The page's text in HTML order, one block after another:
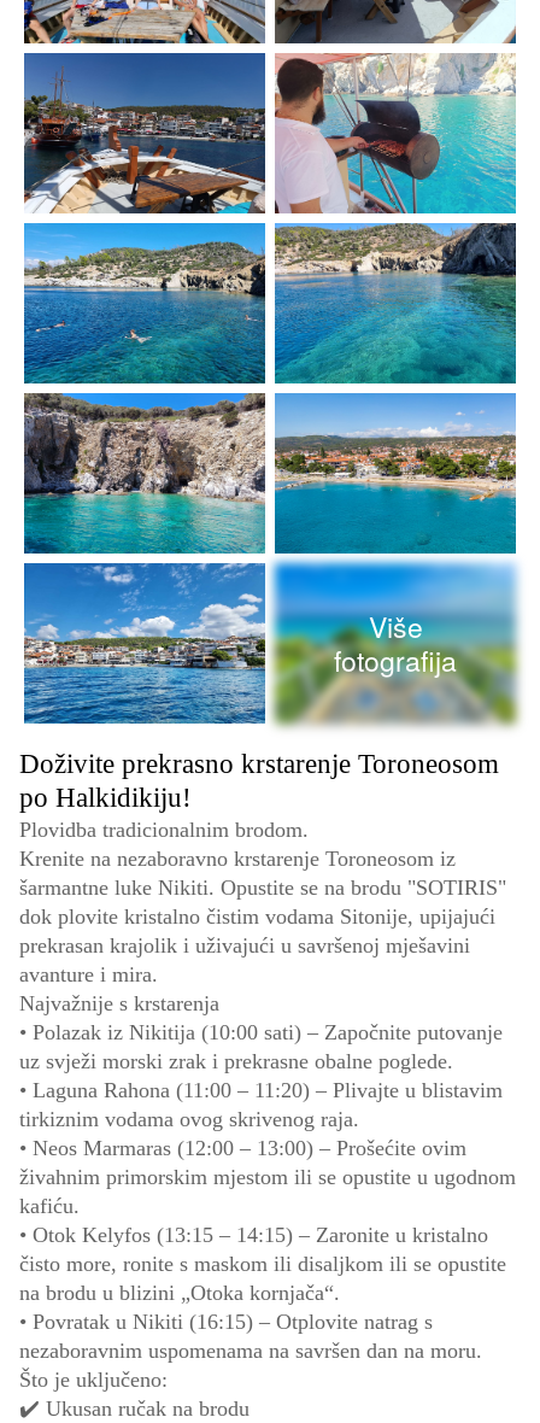
Više
fotografija
Doživite prekrasno krstarenje Toroneosom
po Halkidikiju!
Plovidba tradicionalnim brodom.
Krenite na nezaboravno krstarenje Toroneosom iz
šarmantne luke Nikiti. Opustite se na brodu "SOTIRIS"
dok plovite kristalno čistim vodama Sitonije, upijajući
prekrasan krajolik i uživajući u savršenoj mješavini
avanture i mira.
Najvažnije s krstarenja
• Polazak iz Nikitija (10:00 sati) – Započnite putovanje
uz svježi morski zrak i prekrasne obalne poglede.
• Laguna Rahona (11:00 – 11:20) – Plivajte u blistavim
tirkiznim vodama ovog skrivenog raja.
• Neos Marmaras (12:00 – 13:00) – Prošećite ovim
živahnim primorskim mjestom ili se opustite u ugodnom
kafiću.
• Otok Kelyfos (13:15 – 14:15) – Zaronite u kristalno
čisto more, ronite s maskom ili disaljkom ili se opustite
na brodu u blizini „Otoka kornjača“.
• Povratak u Nikiti (16:15) – Otplovite natrag s
nezaboravnim uspomenama na savršen dan na moru.
Što je uključeno:
✔️ Ukusan ručak na brodu